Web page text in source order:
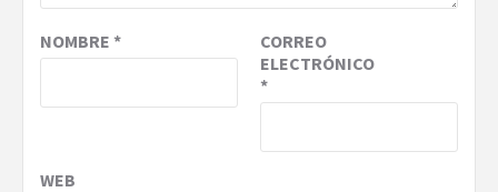
NOMBRE *
CORREO
ELECTRÓNICO
*
WEB